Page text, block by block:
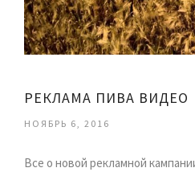
РЕКЛАМА ПИВА ВИДЕО
НОЯБРЬ 6, 2016
Все о новой рекламной